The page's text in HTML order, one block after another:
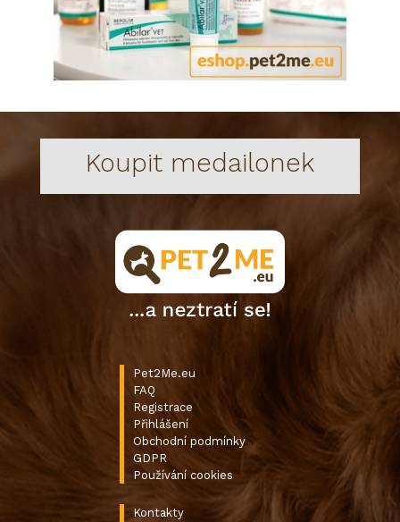
Koupit medailonek
Pet2Me.eu
FAQ
Registrace
Přihlášení
Obchodní podmínky
GDPR
Používání cookies
Kontakty